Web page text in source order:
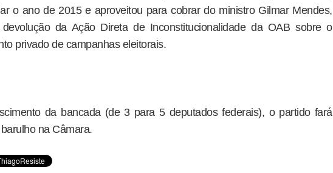
o ano de 2015 e aproveitou para cobrar do ministro Gilmar Mendes,
da Ação Direta de Inconstitucionalidade da OAB sobre o
privado de campanhas eleitorais.
da bancada (de 3 para 5 deputados federais), o partido fará
na Câmara.